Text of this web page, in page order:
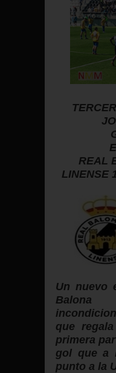
REAL
LINENSE
Un nuevo
que
primera
gol que a
punto a la